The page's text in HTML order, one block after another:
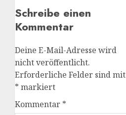
Schreibe einen
Kommentar
Deine E-Mail-Adresse wird
nicht veröffentlicht.
Erforderliche Felder sind mit
* markiert
Kommentar *